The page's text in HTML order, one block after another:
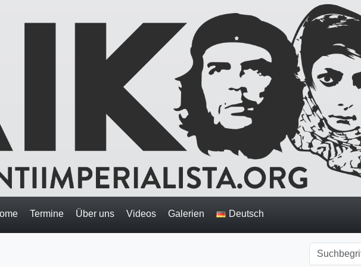
Termine Über uns Videos Galerien Deutsch